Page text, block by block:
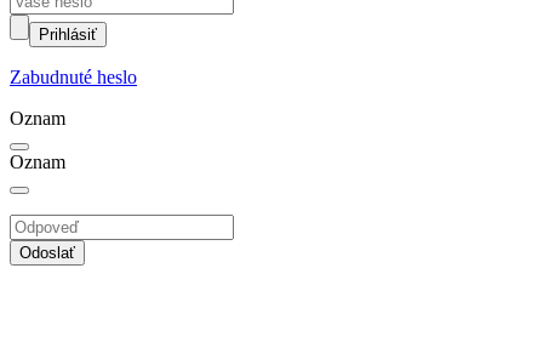
Prihlásiť
Zabudnuté heslo
Oznam
Oznam
Odoslať